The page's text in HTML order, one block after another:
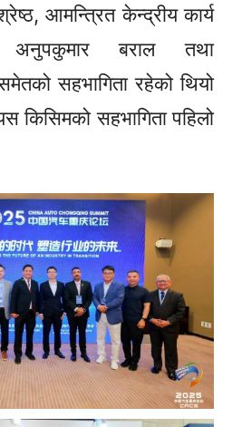
आमन्त्रित केन्द्रीय कार्य
अनुपकुमार बराल तथा
सहभागिता रहेको थियो
किसिमको सहभागिता पहिलो